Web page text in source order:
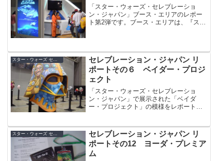
「スター・ウォーズ・セレブレーショ
ン・ジャパン」ブース・エリアのレポー
ト第2弾です。ブース・エリアは、『スタ
セレブレーション・ジャパン リ
ポートその６ ベイダー・プロジ
ェクト
「スター・ウォーズ・セレブレーショ
ン・ジャパン」で展示された「ベイダ
ー・プロジェクト」の模様をレポート。
自由に競作した作品が集結。
セレブレーション・ジャパン リ
ポートその12 ヨーダ・プレミア
ム